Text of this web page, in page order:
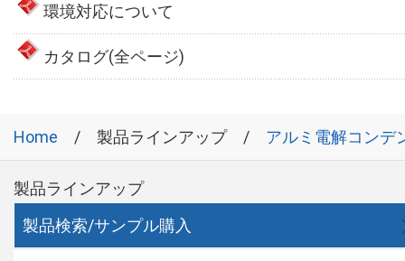
環境対応について
カタログ(全ページ)
Home 製品ラインアップ アルミ電解コンデ
製品ラインアップ
製品検索/サンプル購入